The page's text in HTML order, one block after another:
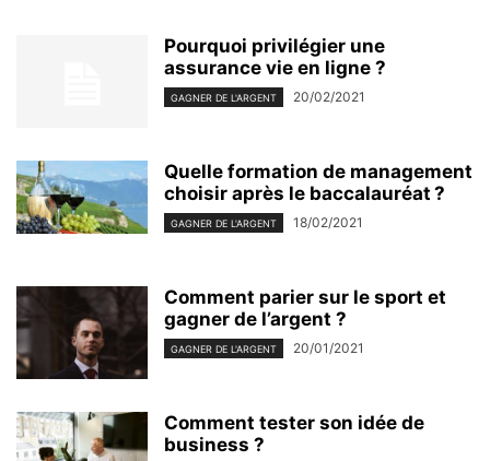
Pourquoi privilégier une
assurance vie en ligne ?
GAGNER DE L'ARGENT 20/02/2021
Quelle formation de management
choisir après le baccalauréat ?
GAGNER DE L'ARGENT 18/02/2021
Comment parier sur le sport et
gagner de l’argent ?
GAGNER DE L'ARGENT 20/01/2021
Comment tester son idée de
business ?